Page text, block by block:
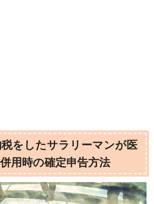
をしたサラリーマンが医
用時の確定申告方法